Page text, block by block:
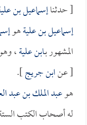
[ حدثناإسماعيل بن
إسماعيل بن عليةهو
المشهور بـابن علية،
[ عنابن جريج].
هوعبد الملك بن عبد
له أصحاب الكتب